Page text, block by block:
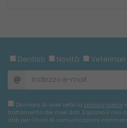
Dentisti Novità Veterinari
Dichiaro di aver letto la privacy policy
trattamento dei miei dati. Esprimo il mio
dati per l'invio di comunicazioni